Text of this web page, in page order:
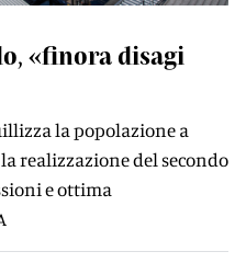
«finora disagi
la popolazione a
realizzazione del secondo
e ottima